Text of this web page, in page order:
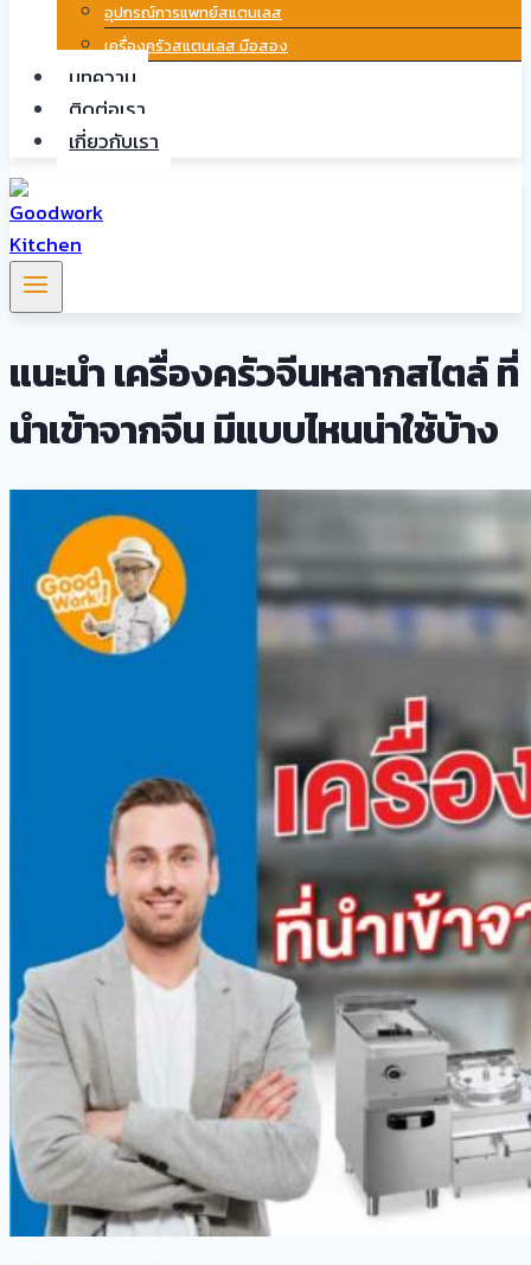
อุปกรณ์การแพทย์สแตนเลส
เครื่องครัวสแตนเลส มือสอง
บทความ
ติดต่อเรา
เกี่ยวกับเรา
แนะนำ เครื่องครัวจีนหลากสไตล์ ที่
นำเข้าจากจีน มีแบบไหนน่าใช้บ้าง